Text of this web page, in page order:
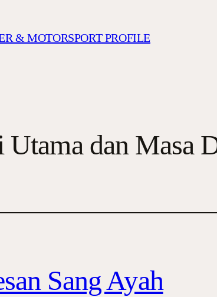
& MOTORSPORT PROFILE
dan Masa
Sang Ayah